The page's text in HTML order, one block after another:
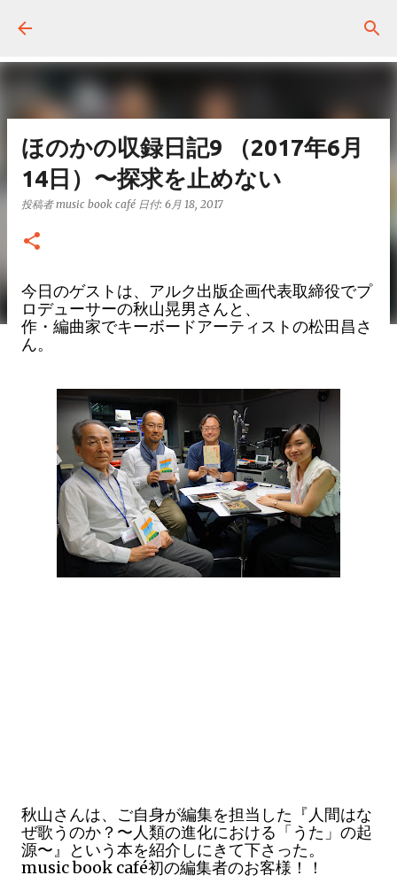
ほのかの収録日記9 （2017年6月
14日）〜探求を止めない
投稿者music book café 日付: 6月 18, 2017
今日のゲストは、アルク出版企画代表取締役でプ
ロデューサーの秋山晃男さんと、
作・編曲家でキーボードアーティストの松田昌さ
ん。
秋山さんは、ご自身が編集を担当した『人間はな
ぜ歌うのか？〜人類の進化における「うた」の起
源〜』という本を紹介しにきて下さった。
music book café初の編集者のお客様！！